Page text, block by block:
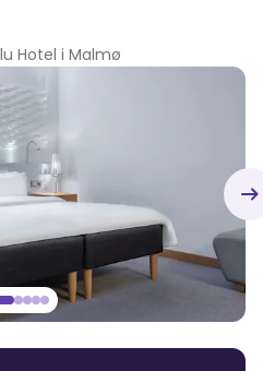
Hotel i Malmø